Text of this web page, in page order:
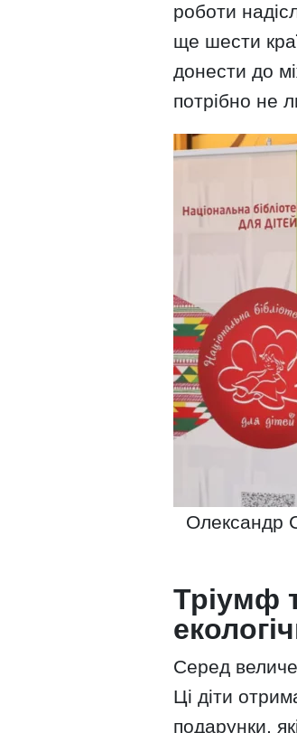
роботи
ще шести
донести до
потрібно не
Олександр
Тріумф
Серед
Ці діти
подарунки,